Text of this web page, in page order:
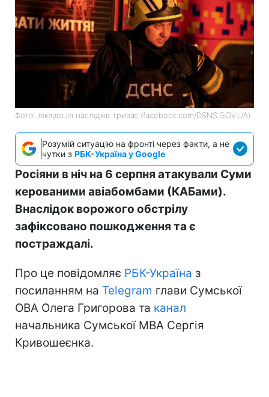
Фото: ліквідація наслідків триває (facebook.com/DSNS.GOV.UA)
Розумій ситуацію на фронті через факти, а не
чутки з РБК-Україна у Google
Росіяни в ніч на 6 серпня атакували Суми
керованими авіабомбами (КАБами).
Внаслідок ворожого обстрілу
зафіксовано пошкодження та є
постраждалі.
Про це повідомляє РБК-Україна з
посиланням на Telegram глави Сумської
ОВА Олега Григорова та канал
начальника Сумської МВА Сергія
Кривошеєнка.